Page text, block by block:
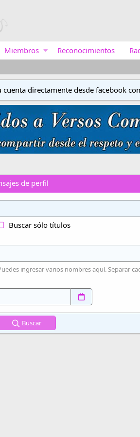
Miembros Reconocimientos
directamente desde facebook
de perfil
Buscar sólo títulos
ingresar varios nombres aquí. Separar
Buscar